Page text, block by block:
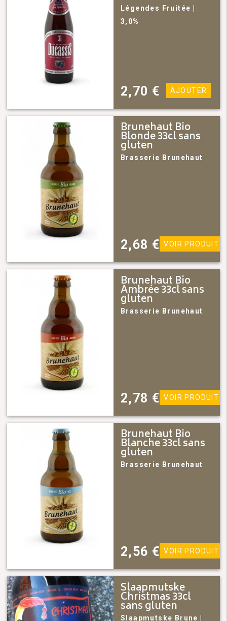
Légendes
Fruitée
3,0%
2,70 € AJOUTER
Brunehaut Bio
Blonde 33cl sans
gluten
Brasserie Brunehaut
2,68 € VOIR PRODUIT
Brunehaut Bio
Ambrée 33cl sans
gluten
Brasserie Brunehaut
2,78 € VOIR PRODUIT
Brunehaut Bio
Blanche 33cl sans
gluten
Brasserie Brunehaut
2,56 € VOIR PRODUIT
Slaapmutske
Christmas 33cl
sans gluten
Slaapmutske Brune